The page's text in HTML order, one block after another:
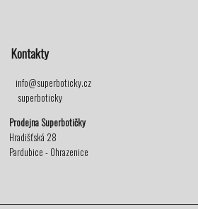
Kontakty
info@superboticky.cz
superboticky
Prodejna Superbotičky
Hradišťská 28
Pardubice - Ohrazenice